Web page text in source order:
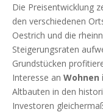
Die Preisentwicklung
den verschiedenen
Oestrich und die
Steigerungsraten
Grundstücken
Interesse an Wohnen
Altbauten in den
Investoren